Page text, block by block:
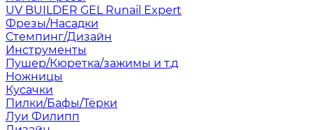
UV BUILDER GEL Runail Expert
Фрезы/Насадки
Стемпинг/Дизайн
Инструменты
Пушер/Кюретка/зажимы и т.д
Ножницы
Кусачки
Пилки/Бафы/Тёрки
Луи Филипп